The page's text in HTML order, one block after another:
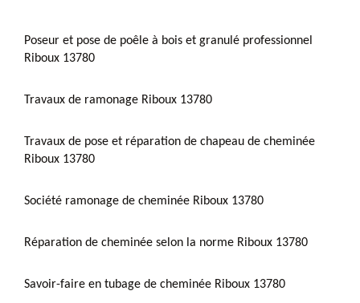
Poseur et pose de poêle à bois et granulé professionnel
Riboux 13780
Travaux de ramonage Riboux 13780
Travaux de pose et réparation de chapeau de cheminée
Riboux 13780
Société ramonage de cheminée Riboux 13780
Réparation de cheminée selon la norme Riboux 13780
Savoir-faire en tubage de cheminée Riboux 13780